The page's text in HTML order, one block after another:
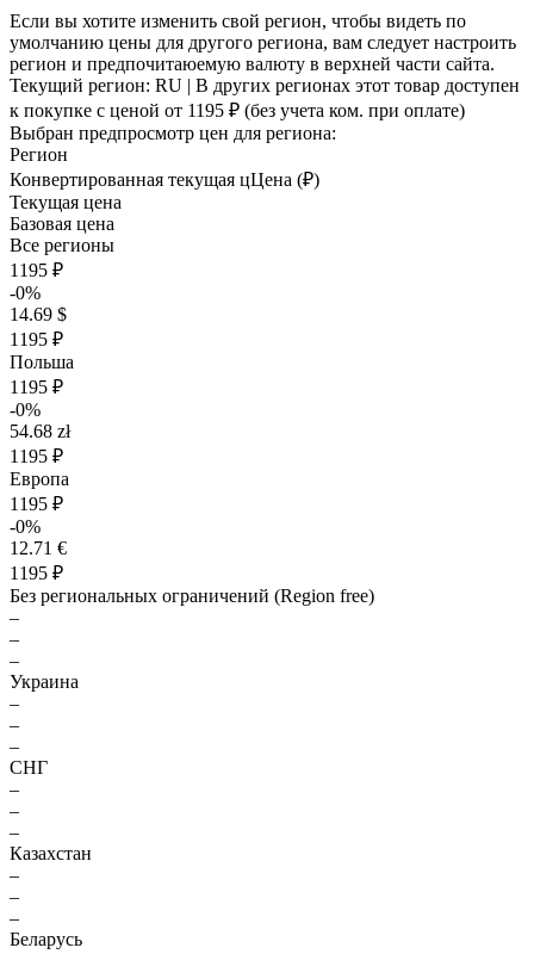
Если вы хотите изменить свой регион, чтобы видеть по
умолчанию цены для другого региона, вам следует настроить
регион и предпочитаюемую валюту в верхней части сайта.
Текущий регион: RU | В других регионах этот товар доступен
к покупке с ценой от 1195 ₽ (без учета ком. при оплате)
Выбран предпросмотр цен для региона:
Регион
Конвертированная текущая цЦена (₽)
Текущая цена
Базовая цена
Все регионы
1195 ₽
-0%
14.69 $
1195 ₽
Польша
1195 ₽
-0%
54.68 zł
1195 ₽
Европа
1195 ₽
-0%
12.71 €
1195 ₽
Без региональных ограничений (Region free)
–
–
–
Украина
–
–
–
СНГ
–
–
–
Казахстан
–
–
–
Беларусь